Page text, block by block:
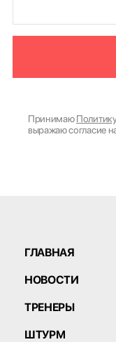
Принимаю
выражаю согласие
ГЛАВНАЯ
НОВОСТИ
ТРЕНЕРЫ
ШТУРМ